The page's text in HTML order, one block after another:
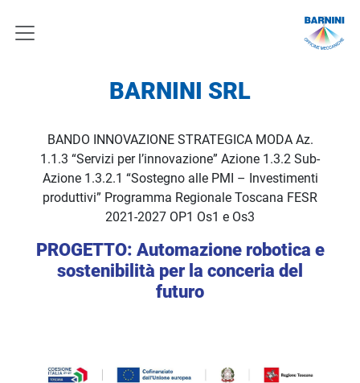
BARNINI SRL
BANDO INNOVAZIONE STRATEGICA MODA Az.
1.1.3 “Servizi per l’innovazione” Azione 1.3.2 Sub-
Azione 1.3.2.1 “Sostegno alle PMI – Investimenti
produttivi” Programma Regionale Toscana FESR
2021-2027 OP1 Os1 e Os3
PROGETTO: Automazione robotica e
sostenibilità per la conceria del
futuro